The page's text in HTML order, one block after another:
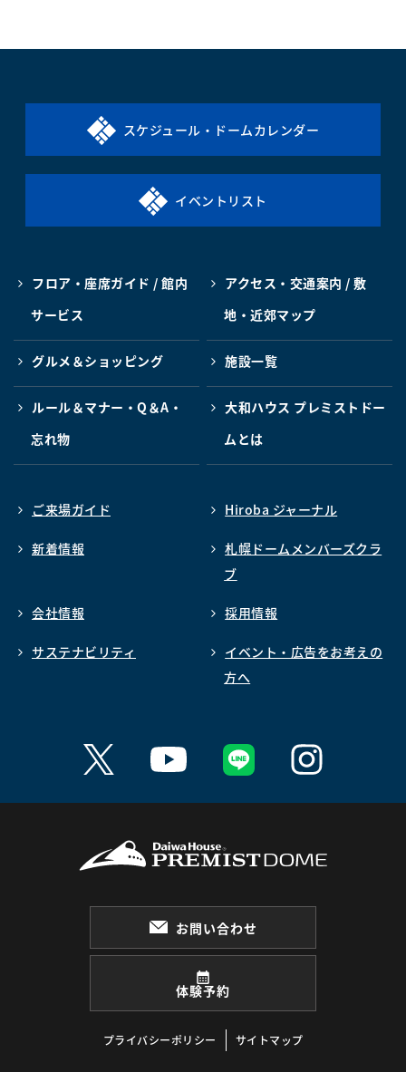
スケジュール・ドームカレンダー
イベントリスト
フロア・座席ガイド / 館内
サービス
アクセス・交通案内 / 敷
地・近郊マップ
グルメ＆ショッピング 施設一覧
ルール＆マナー・Q＆A・
忘れ物
大和ハウス プレミストドー
ムとは
ご来場ガイド Hiroba ジャーナル
新着情報
札幌ドームメンバーズクラ
ブ
会社情報 採用情報
サステナビリティ
イベント・広告をお考えの
方へ
お問い合わせ
体験予約
プライバシーポリシー サイトマップ